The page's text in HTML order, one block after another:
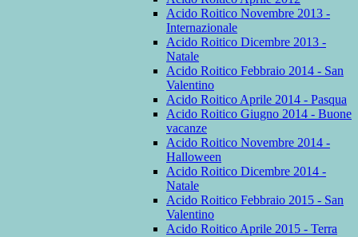
Acido Roitico Novembre 2013 -
Internazionale
Acido Roitico Dicembre 2013 -
Natale
Acido Roitico Febbraio 2014 - San
Valentino
Acido Roitico Aprile 2014 - Pasqua
Acido Roitico Giugno 2014 - Buone
vacanze
Acido Roitico Novembre 2014 -
Halloween
Acido Roitico Dicembre 2014 -
Natale
Acido Roitico Febbraio 2015 - San
Valentino
Acido Roitico Aprile 2015 - Terra